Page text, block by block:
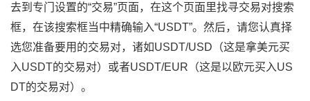
去到专门设置的“交易”页面，在这个页面里找寻交易对搜索
框，在该搜索框当中精确输入“USDT”。然后，请您认真择
选您准备要用的交易对，诸如USDT/USD（这是拿美元买
入USDT的交易对）或者USDT/EUR（这是以欧元买入US
DT的交易对）。